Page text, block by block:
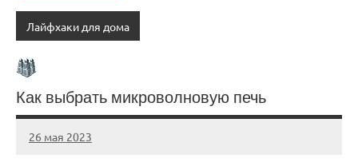
Лайфхаки для дома
Как выбрать микроволновую печь
26 мая 2023
organic63_ru
Нет